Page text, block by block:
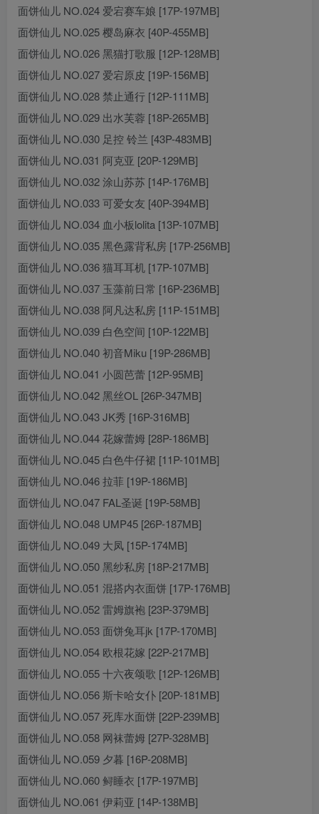
面饼仙儿 NO.024 爱宕赛车娘 [17P-197MB]
面饼仙儿 NO.025 樱岛麻衣 [40P-455MB]
面饼仙儿 NO.026 黑猫打歌服 [12P-128MB]
面饼仙儿 NO.027 爱宕原皮 [19P-156MB]
面饼仙儿 NO.028 禁止通行 [12P-111MB]
面饼仙儿 NO.029 出水芙蓉 [18P-265MB]
面饼仙儿 NO.030 足控 铃兰 [43P-483MB]
面饼仙儿 NO.031 阿克亚 [20P-129MB]
面饼仙儿 NO.032 涂山苏苏 [14P-176MB]
面饼仙儿 NO.033 可爱女友 [40P-394MB]
面饼仙儿 NO.034 血小板lolita [13P-107MB]
面饼仙儿 NO.035 黑色露背私房 [17P-256MB]
面饼仙儿 NO.036 猫耳耳机 [17P-107MB]
面饼仙儿 NO.037 玉藻前日常 [16P-236MB]
面饼仙儿 NO.038 阿凡达私房 [11P-151MB]
面饼仙儿 NO.039 白色空间 [10P-122MB]
面饼仙儿 NO.040 初音Miku [19P-286MB]
面饼仙儿 NO.041 小圆芭蕾 [12P-95MB]
面饼仙儿 NO.042 黑丝OL [26P-347MB]
面饼仙儿 NO.043 JK秀 [16P-316MB]
面饼仙儿 NO.044 花嫁蕾姆 [28P-186MB]
面饼仙儿 NO.045 白色牛仔裙 [11P-101MB]
面饼仙儿 NO.046 拉菲 [19P-186MB]
面饼仙儿 NO.047 FAL圣诞 [19P-58MB]
面饼仙儿 NO.048 UMP45 [26P-187MB]
面饼仙儿 NO.049 大凤 [15P-174MB]
面饼仙儿 NO.050 黑纱私房 [18P-217MB]
面饼仙儿 NO.051 混搭内衣面饼 [17P-176MB]
面饼仙儿 NO.052 雷姆旗袍 [23P-379MB]
面饼仙儿 NO.053 面饼兔耳jk [17P-170MB]
面饼仙儿 NO.054 欧根花嫁 [22P-217MB]
面饼仙儿 NO.055 十六夜颂歌 [12P-126MB]
面饼仙儿 NO.056 斯卡哈女仆 [20P-181MB]
面饼仙儿 NO.057 死库水面饼 [22P-239MB]
面饼仙儿 NO.058 网袜蕾姆 [27P-328MB]
面饼仙儿 NO.059 夕暮 [16P-208MB]
面饼仙儿 NO.060 鲟睡衣 [17P-197MB]
面饼仙儿 NO.061 伊莉亚 [14P-138MB]